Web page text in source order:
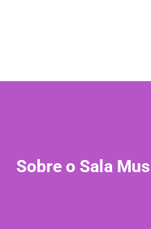
Sobre o Sala